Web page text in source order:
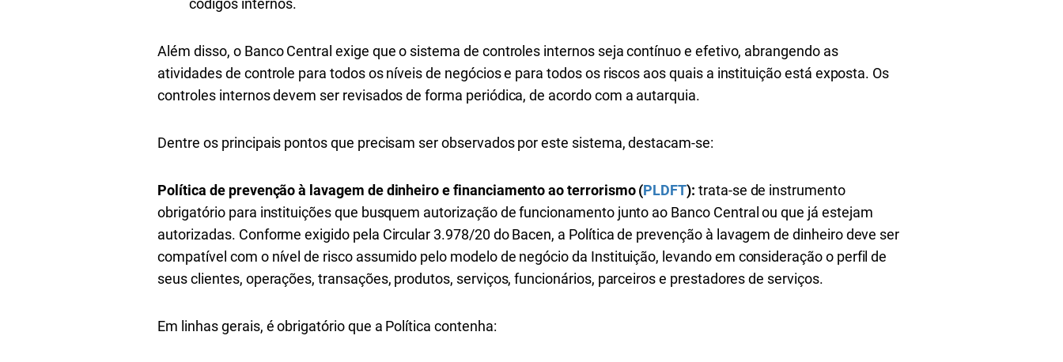
códigos internos.
Além disso, o Banco Central exige que o sistema de controles internos seja contínuo e efetivo, abrangendo as
atividades de controle para todos os níveis de negócios e para todos os riscos aos quais a instituição está exposta. Os
controles internos devem ser revisados de forma periódica, de acordo com a autarquia.
Dentre os principais pontos que precisam ser observados por este sistema, destacam-se:
Política de prevenção à lavagem de dinheiro e financiamento ao terrorismo (PLDFT):trata-se de instrumento
obrigatório para instituições que busquem autorização de funcionamento junto ao Banco Central ou que já estejam
autorizadas. Conforme exigido pela Circular 3.978/20 do Bacen, a Política de prevenção à lavagem de dinheiro deve ser
compatível com o nível de risco assumido pelo modelo de negócio da Instituição, levando em consideração o perfil de
seus clientes, operações, transações, produtos, serviços, funcionários, parceiros e prestadores de serviços.
Em linhas gerais, é obrigatório que a Política contenha: